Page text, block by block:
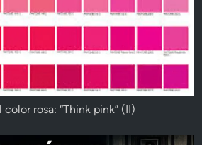
rosa: “Think pink” (II)